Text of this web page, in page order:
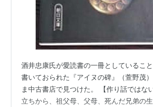
酒井忠康氏が愛読書の一冊としているこ
書いておられた『アイヌの碑』（萱野茂
ま中古書店で見つけた。 【作り話ではな
立ちから、祖父母、父母、死んだ兄弟の